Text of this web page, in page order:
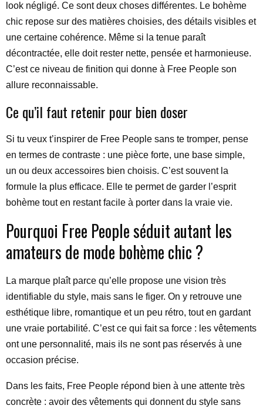
look négligé. Ce sont deux choses différentes. Le bohème
chic repose sur des matières choisies, des détails visibles et
une certaine cohérence. Même si la tenue paraît
décontractée, elle doit rester nette, pensée et harmonieuse.
C’est ce niveau de finition qui donne à Free People son
allure reconnaissable.
Ce qu’il faut retenir pour bien doser
Si tu veux t’inspirer de Free People sans te tromper, pense
en termes de contraste : une pièce forte, une base simple,
un ou deux accessoires bien choisis. C’est souvent la
formule la plus efficace. Elle te permet de garder l’esprit
bohème tout en restant facile à porter dans la vraie vie.
Pourquoi Free People séduit autant les
amateurs de mode bohème chic ?
La marque plaît parce qu’elle propose une vision très
identifiable du style, mais sans le figer. On y retrouve une
esthétique libre, romantique et un peu rétro, tout en gardant
une vraie portabilité. C’est ce qui fait sa force : les vêtements
ont une personnalité, mais ils ne sont pas réservés à une
occasion précise.
Dans les faits, Free People répond bien à une attente très
concrète : avoir des vêtements qui donnent du style sans